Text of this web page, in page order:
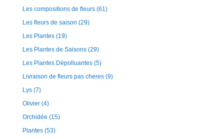
Les compositions de fleurs (61)
Les fleurs de saison (29)
Les Plantes (19)
Les Plantes de Saisons (29)
Les Plantes Dépolluantes (5)
Livraison de fleurs pas cheres (9)
Lys (7)
Olivier (4)
Orchidée (15)
Plantes (53)